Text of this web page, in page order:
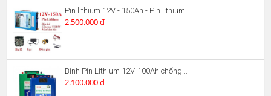
Pin lithium 12V - 150Ah - Pin lithium...
2.500.000 đ
Bình Pin Lithium 12V-100Ah chống...
2.100.000 đ